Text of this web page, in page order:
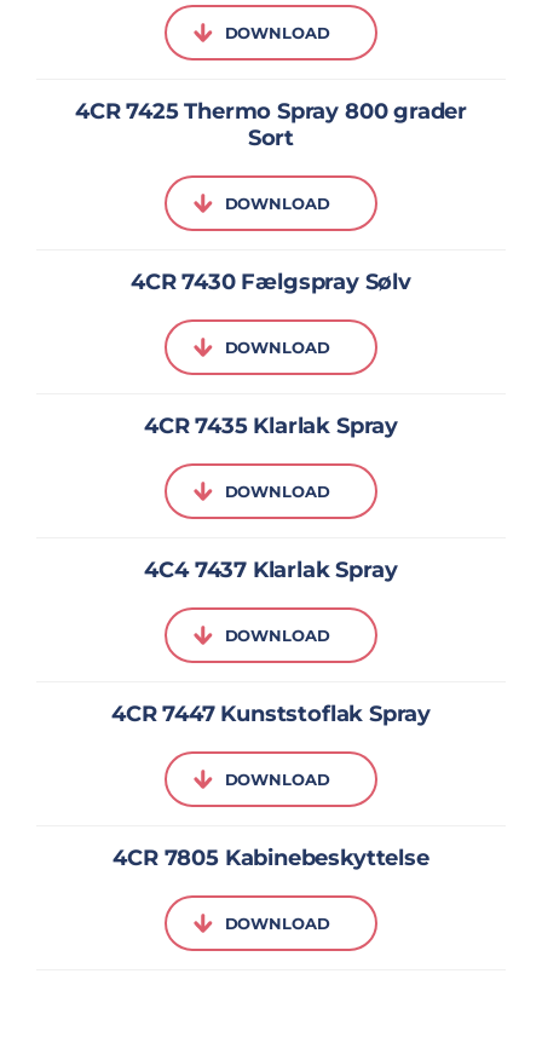
DOWNLOAD
4CR 7425 Thermo Spray 800 grader
Sort
DOWNLOAD
4CR 7430 Fælgspray Sølv
DOWNLOAD
4CR 7435 Klarlak Spray
DOWNLOAD
4C4 7437 Klarlak Spray
DOWNLOAD
4CR 7447 Kunststoflak Spray
DOWNLOAD
4CR 7805 Kabinebeskyttelse
DOWNLOAD